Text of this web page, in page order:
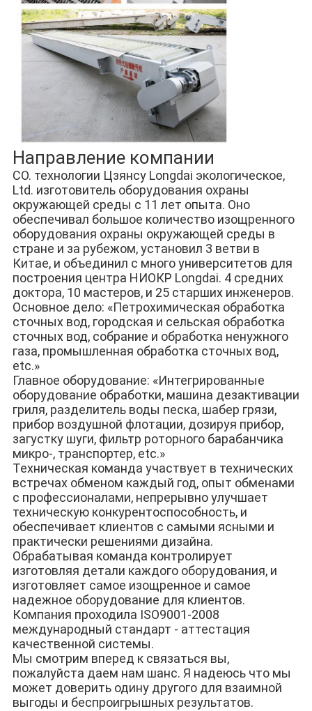
Направление компании
CO. технологии Цзянсу Longdai экологическое,
Ltd. изготовитель оборудования охраны
окружающей среды с 11 лет опыта. Оно
обеспечивал большое количество изощренного
оборудования охраны окружающей среды в
стране и за рубежом, установил 3 ветви в
Китае, и объединил с много университетов для
построения центра НИОКР Longdai. 4 средних
доктора, 10 мастеров, и 25 старших инженеров.
Основное дело: «Петрохимическая обработка
сточных вод, городская и сельская обработка
сточных вод, собрание и обработка ненужного
газа, промышленная обработка сточных вод,
etc.»
Главное оборудование: «Интегрированные
оборудование обработки, машина дезактивации
гриля, разделитель воды песка, шабер грязи,
прибор воздушной флотации, дозируя прибор,
загустку шуги, фильтр роторного барабанчика
микро-, транспортер, etc.»
Техническая команда участвует в технических
встречах обменом каждый год, опыт обменами
с профессионалами, непрерывно улучшает
техническую конкурентоспособность, и
обеспечивает клиентов с самыми ясными и
практически решениями дизайна.
Обрабатывая команда контролирует
изготовляя детали каждого оборудования, и
изготовляет самое изощренное и самое
надежное оборудование для клиентов.
Компания проходила ISO9001-2008
международный стандарт - аттестация
качественной системы.
Мы смотрим вперед к связаться вы,
пожалуйста даем нам шанс. Я надеюсь что мы
может доверить одину другого для взаимной
выгоды и беспроигрышных результатов.